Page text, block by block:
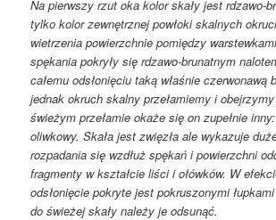
Na pierwszy rzut oka kolor skały jest rdzawo-
tylko kolor zewnętrznej powłoki skalnych
wietrzenia powierzchnie pomiędzy
spękania pokryły się rdzawo-brunatnym
całemu odsłonięciu taką właśnie czerwonawą
jednak okruch skalny przełamiemy i
świeżym przełamie okaże się on zupełnie
oliwkowy. Skała jest zwięzła ale wykazuje
rozpadania się wzdłuż spękań i powierzchni
fragmenty w kształcie liści i ołówków. W
odsłonięcie pokryte jest pokruszonymi
do świeżej skały należy je odsunąć.